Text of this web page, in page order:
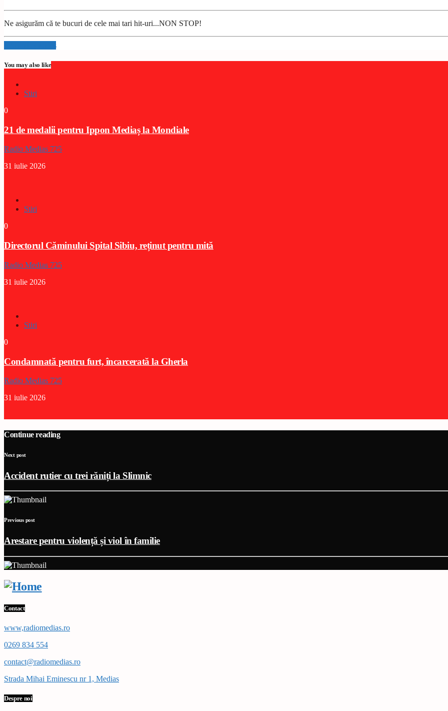
Ne asigurăm că te bucuri de cele mai tari hit-uri...NON STOP!
Info and episodes
You may also like
Stiri
0
21 de medalii pentru Ippon Mediaș la Mondiale
Radio Medias 725
31 iulie 2026
Stiri
0
Directorul Căminului Spital Sibiu, reținut pentru mită
Radio Medias 725
31 iulie 2026
Stiri
0
Condamnată pentru furt, încarcerată la Gherla
Radio Medias 725
31 iulie 2026
Continue reading
Next post
Accident rutier cu trei răniți la Slimnic
Previous post
Arestare pentru violență și viol în familie
Contact
www,radiomedias.ro
0269 834 554
contact@radiomedias.ro
Strada Mihai Eminescu nr 1, Medias
Despre noi